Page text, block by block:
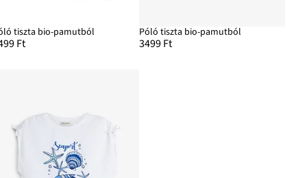
tiszta bio-pamutból
Ft
Póló tiszta bio-pamutból
3499 Ft